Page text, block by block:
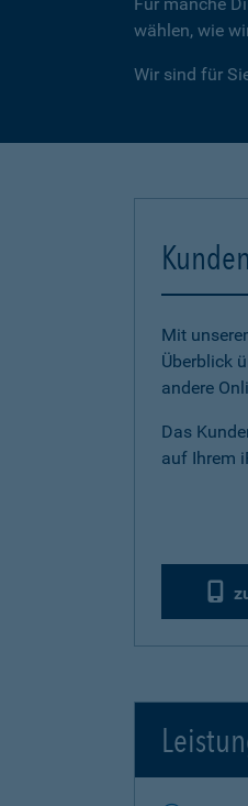
wählen, wie
Wir sind für
Mit
Überblick
andere
Das
auf Ihrem